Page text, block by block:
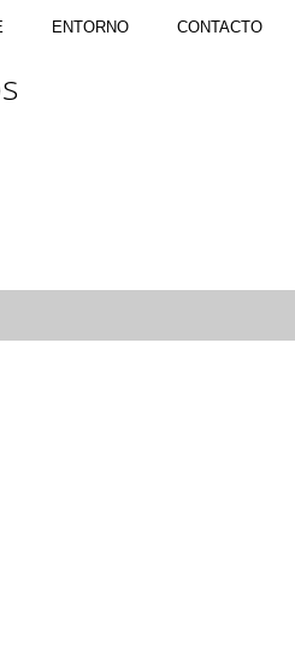
ENTORNO CONTACTO